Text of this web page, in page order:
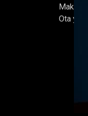
Make
Ota